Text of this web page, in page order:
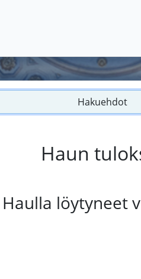
Hakuehdot
Haun
Haulla löytyneet